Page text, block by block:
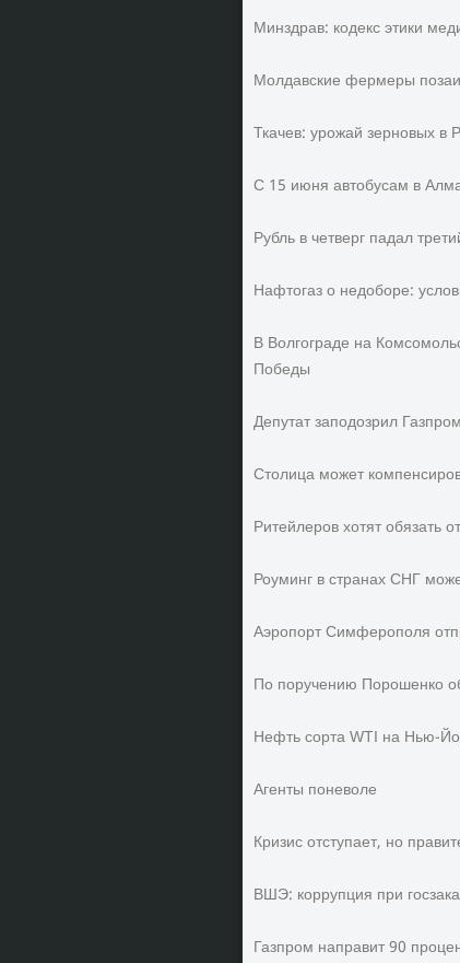
Минздрав: кодекс этики
Молдавские фермеры
Ткачев: урожай зерновых в
С 15 июня автобусам в
Рубль в четверг падал
Нафтогаз о недоборе:
В Волгограде на
Победы
Депутат заподозрил
Столица может
Ритейлеров хотят обязать
Роуминг в странах СНГ
Аэропорт Симферополя
По поручению Порошенко
Нефть сорта WTI на Нью-
Агенты поневоле
Кризис отступает, но
ВШЭ: коррупция при
Газпром направит 90